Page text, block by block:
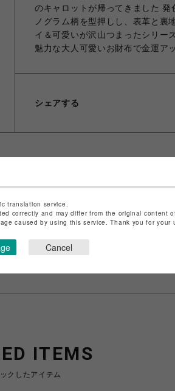
のキャロットが帰ってきました
ノグラム柄を型押しし、表革と裏
イ＆可愛いが沢山つまったシリー
魅力な大人可愛いお財布で金運ア
シェアする
記は
こちら
ITEMS
クしたアイテム
translation service.
correctly and may differ from the original content
caused by using this service. Thank you for your
Cancel